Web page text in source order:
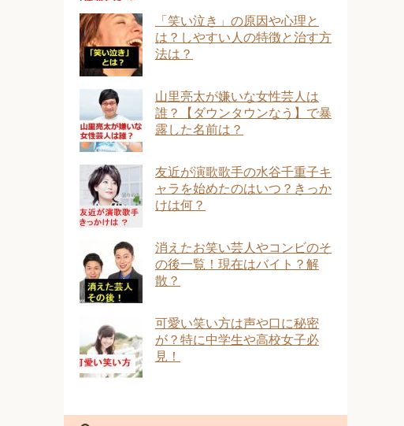
「笑い泣き」の原因や心理と
は？しやすい人の特徴と治す方
法は？
山里亮太が嫌いな女性芸人は
誰？【ダウンタウンなう】で暴
露した名前は？
友近が演歌歌手の水谷千重子キ
ャラを始めたのはいつ？きっか
けは何？
消えたお笑い芸人やコンビのそ
の後一覧！現在はバイト？解
散？
可愛い笑い方は声や口に秘密
が？特に中学生や高校女子必
見！